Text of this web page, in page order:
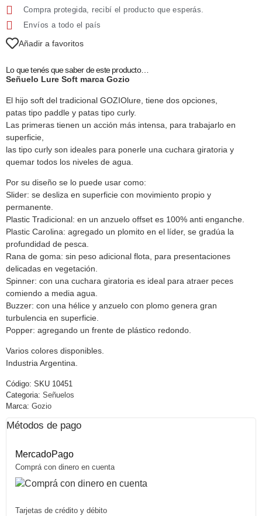
Compra protegida, recibí el producto que esperás.
Envíos a todo el país
Añadir a favoritos
Lo que tenés que saber de este producto…
Señuelo Lure Soft marca Gozio
El hijo soft del tradicional GOZIOlure, tiene dos opciones,
patas tipo paddle y patas tipo curly.
Las primeras tienen un acción más intensa, para trabajarlo en
superficie,
las tipo curly son ideales para ponerle una cuchara giratoria y
quemar todos los niveles de agua.
Por su diseño se lo puede usar como:
Slider: se desliza en superficie con movimiento propio y
permanente.
Plastic Tradicional: en un anzuelo offset es 100% anti enganche.
Plastic Carolina: agregado un plomito en el líder, se gradúa la
profundidad de pesca.
Rana de goma: sin peso adicional flota, para presentaciones
delicadas en vegetación.
Spinner: con una cuchara giratoria es ideal para atraer peces
comiendo a media agua.
Buzzer: con una hélice y anzuelo con plomo genera gran
turbulencia en superficie.
Popper: agregando un frente de plástico redondo.
Varios colores disponibles.
Industria Argentina.
Código: SKU 10451
Categoria: Señuelos
Marca: Gozio
Métodos de pago
MercadoPago
Comprá con dinero en cuenta
Tarjetas de crédito y débito